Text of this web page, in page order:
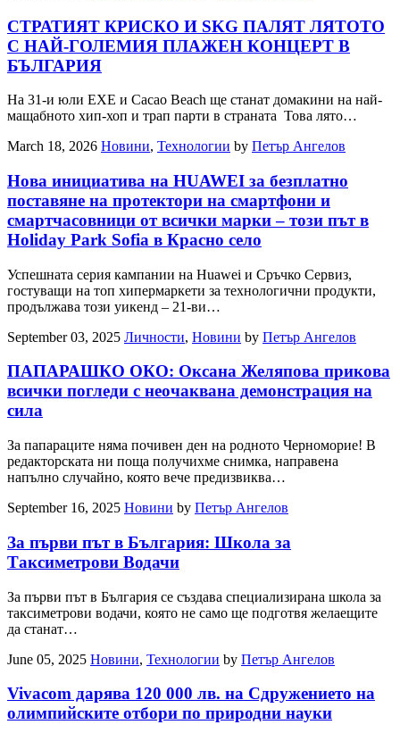
СТРАТИЯТ КРИСКО И SKG ПАЛЯТ ЛЯТОТО
С НАЙ-ГОЛЕМИЯ ПЛАЖЕН КОНЦЕРТ В
БЪЛГАРИЯ
На 31-и юли EXE и Cacao Beach ще станат домакини на най-
мащабното хип-хоп и трап парти в страната Това лято…
March 18, 2026 Новини, Технологии by Петър Ангелов
Нова инициатива на HUAWEI за безплатно
поставяне на протектори на смартфони и
смартчасовници от всички марки – този път в
Holiday Park Sofia в Красно село
Успешната серия кампании на Huawei и Сръчко Сервиз,
гостуващи на топ хипермаркети за технологични продукти,
продължава този уикенд – 21-ви…
September 03, 2025 Личности, Новини by Петър Ангелов
ПАПАРАШКО ОКО: Оксана Желяпова прикова
всички погледи с неочаквана демонстрация на
сила
За папараците няма почивен ден на родното Черноморие! В
редакторската ни поща получихме снимка, направена
напълно случайно, която вече предизвиква…
September 16, 2025 Новини by Петър Ангелов
За първи път в България: Школа за
Таксиметрови Водачи
За първи път в България се създава специализирана школа за
таксиметрови водачи, която не само ще подготвя желаещите
да станат…
June 05, 2025 Новини, Технологии by Петър Ангелов
Vivacom дарява 120 000 лв. на Сдружението на
олимпийските отбори по природни науки